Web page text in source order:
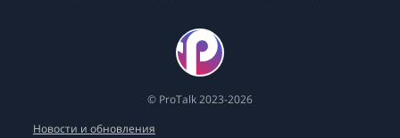
© ProTalk 2023-2026
Новости и обновления